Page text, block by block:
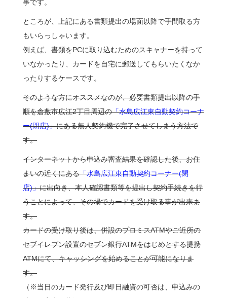
事です。
ところが、上記にある書類提出の場面以降で手間取る方
もいらっしゃいます。
例えば、書類をPCに取り込むためのスキャナーを持って
いなかったり、カードを自宅に郵送してもらいたくなか
ったりするケースです。
そのような方にオススメなのが、必要書類提出以降の手
順を倉敷市広江2丁目周辺の「水島広江東自動契約コーナ
ー(閉店)」にある無人契約機で完了させてしまう方法で
す。
インターネットから申込み審査結果を確認した後、お住
まいの近くにある「水島広江東自動契約コーナー(閉
店)」に出向き、本人確認書類等を提出し契約手続きを行
うことによって、その場でカードを受け取る事が出来ま
す。
カードの受け取り後は、併設のプロミスATMやご近所の
セブイレブン設置のセブン銀行ATMをはじめとする提携
ATMにて、キャッシングを始めることが可能になりま
す。
（※当日のカード発行及び即日融資の可否は、申込みの